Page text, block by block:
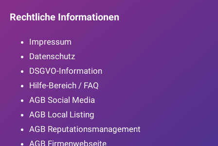
Rechtliche Informationen
Impressum
Datenschutz
DSGVO-Information
Hilfe-Bereich / FAQ
AGB Social Media
AGB Local Listing
AGB Reputationsmanagement
AGB Firmenwebseite